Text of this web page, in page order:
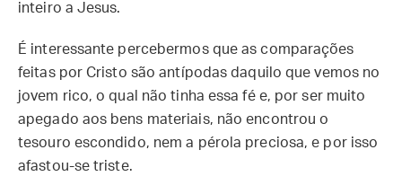
inteiro a Jesus.
É interessante percebermos que as comparações
feitas por Cristo são antípodas daquilo que vemos no
jovem rico, o qual não tinha essa fé e, por ser muito
apegado aos bens materiais, não encontrou o
tesouro escondido, nem a pérola preciosa, e por isso
afastou-se triste.